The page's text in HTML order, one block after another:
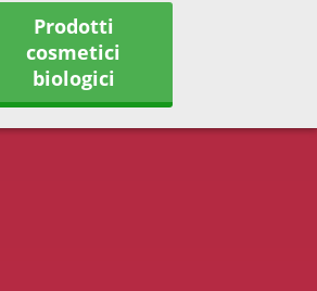
Prodotti
cosmetici
biologici